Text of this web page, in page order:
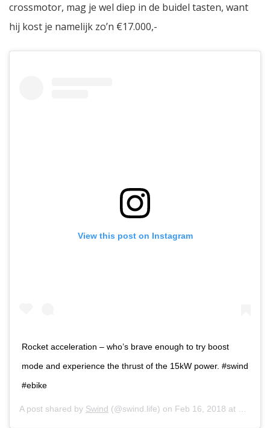
crossmotor, mag je wel diep in de buidel tasten, want
hij kost je namelijk zo’n €17.000,-
View this post on Instagram
Rocket acceleration – who’s brave enough to try boost
mode and experience the thrust of the 15kW power. #swind
#ebike
A post shared by Swind (@swind.life) on Feb 16, 2018 at 2:10am PST